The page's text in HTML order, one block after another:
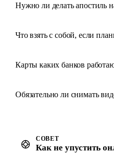
Нужно ли делать апостиль
Что взять с собой, если
Карты каких банков
Обязательно ли снимать
СОВЕТ
Как не упустить